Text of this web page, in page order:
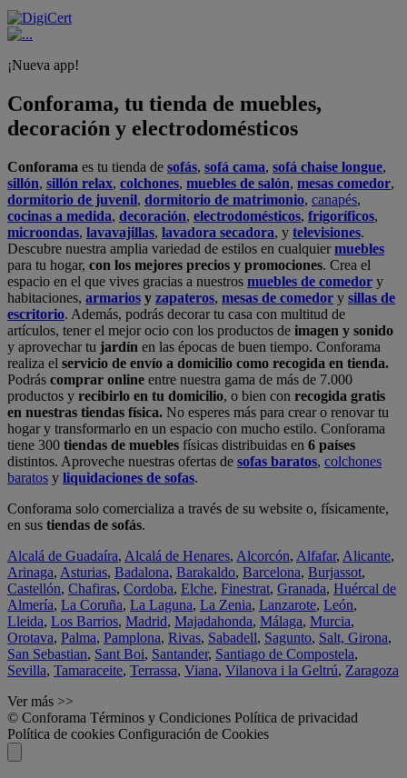
¡Nueva app!
Conforama, tu tienda de muebles,
decoración y electrodomésticos
Conforama es tu tienda de sofás, sofá cama, sofá chaise longue,
sillón, sillón relax, colchones, muebles de salón, mesas comedor,
dormitorio de juvenil, dormitorio de matrimonio, canapés,
cocinas a medida, decoración, electrodomésticos, frigoríficos,
microondas, lavavajillas, lavadora secadora, y televisiones.
Descubre nuestra amplia variedad de estilos en cualquiermuebles
para tu hogar, con los mejores precios y promociones. Crea el
espacio en el que vives gracias a nuestros muebles de comedor y
habitaciones, armarios y zapateros, mesas de comedor y sillas de
escritorio. Además, podrás decorar tu casa con multitud de
artículos, tener el mejor ocio con los productos de imagen y sonido
y aprovechar tu jardín en las épocas de buen tiempo. Conforama
realiza el servicio de envío a domicilio como recogida en tienda.
Podrás comprar online entre nuestra gama de más de 7.000
productos y recibirlo en tu domicilio, o bien con recogida gratis
en nuestras tiendas física. No esperes más para crear o renovar tu
hogar y transformarlo en un espacio con mucho estilo. Conforama
tiene 300 tiendas de muebles físicas distribuidas en 6 países
distintos. Aproveche nuestras ofertas de sofas baratos, colchones
baratos y liquidaciones de sofas.
Conforama solo comercializa a través de su website o, físicamente,
en sus tiendas de sofás.
Alcalá de Guadaíra, Alcalá de Henares, Alcorcón, Alfafar, Alicante,
Arinaga, Asturias, Badalona, Barakaldo, Barcelona, Burjassot,
Castellón, Chafiras, Cordoba, Elche, Finestrat, Granada, Huércal de
Almería, La Coruña, La Laguna, La Zenia, Lanzarote, León,
Lleida, Los Barrios, Madrid, Majadahonda, Málaga, Murcia,
Orotava, Palma, Pamplona, Rivas, Sabadell, Sagunto, Salt, Girona,
San Sebastian, Sant Boi, Santander, Santiago de Compostela,
Sevilla, Tamaraceite, Terrassa, Viana, Vilanova i la Geltrú, Zaragoza
Ver más >>
© Conforama Términos y Condiciones Política de privacidad
Política de cookies Configuración de Cookies